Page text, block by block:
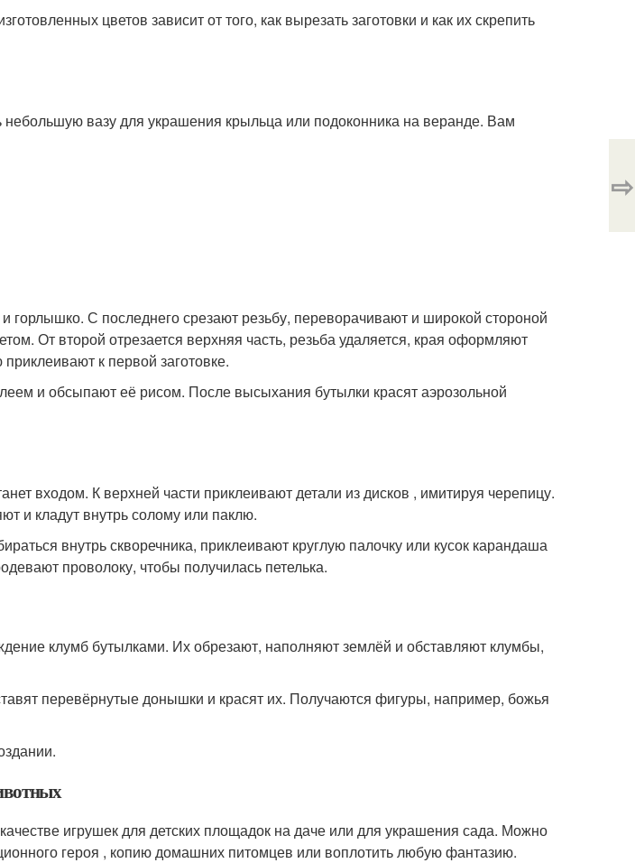
цветов зависит от того, как вырезать заготовки и как их скрепить
небольшую вазу для украшения крыльца или подоконника на веранде. Вам
горлышко. С последнего срезают резьбу, переворачивают и широкой стороной
От второй отрезается верхняя часть, резьба удаляется, края оформляют
к первой заготовке.
и обсыпают её рисом. После высыхания бутылки красят аэрозольной
входом. К верхней части приклеивают детали из дисков , имитируя черепицу.
и кладут внутрь солому или паклю.
внутрь скворечника, приклеивают круглую палочку или кусок карандаша
проволоку, чтобы получилась петелька.
клумб бутылками. Их обрезают, наполняют землёй и обставляют клумбы,
перевёрнутые донышки и красят их. Получаются фигуры, например, божья
игрушек для детских площадок на даче или для украшения сада. Можно
героя , копию домашних питомцев или воплотить любую фантазию.
⇨